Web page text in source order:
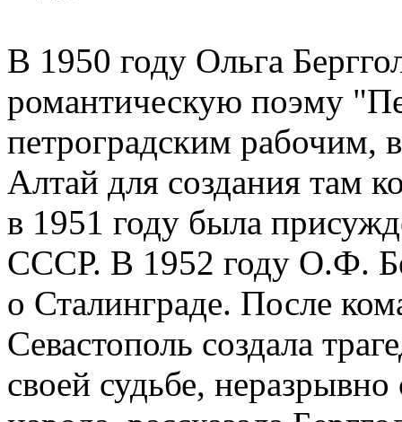
В 1950 году Ольга
романтическую поэму
петроградским рабочим,
Алтай для создания там
в 1951 году была
СССР. В 1952 году О.Ф.
о Сталинграде. После
Севастополь создала
своей судьбе,